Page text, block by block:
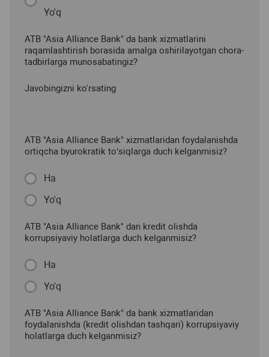
Yo'q
ATB "Asia Alliance Bank" da bank xizmatlarini
raqamlashtirish borasida amalga oshirilayotgan chora-
tadbirlarga munosabatingiz?
Javobingizni ko'rsating
ATB "Asia Alliance Bank" xizmatlaridan foydalanishda
ortiqcha byurokratik to‘siqlarga duch kelganmisiz?
Ha
Yo'q
ATB "Asia Alliance Bank" dan kredit olishda
korrupsiyaviy holatlarga duch kelganmisiz?
Ha
Yo'q
ATB "Asia Alliance Bank" da bank xizmatlaridan
foydalanishda (kredit olishdan tashqari) korrupsiyaviy
holatlarga duch kelganmisiz?